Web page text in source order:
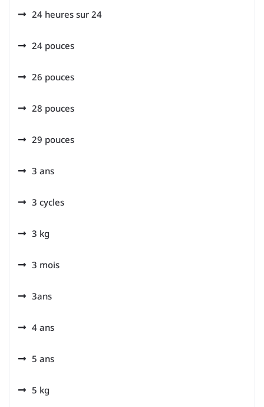
24 heures sur 24
24 pouces
26 pouces
28 pouces
29 pouces
3 ans
3 cycles
3 kg
3 mois
3ans
4 ans
5 ans
5 kg